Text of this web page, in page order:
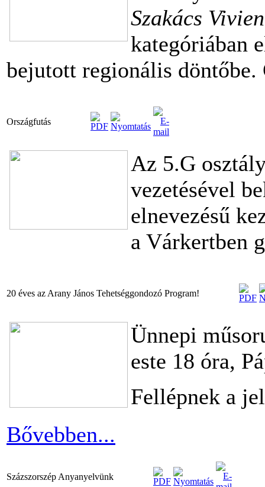
Szakács
kategóriában
bejutott regionális
Országfutás
Az 5.G
vezetésével
elnevezésű
a Várkertben
20 éves az Arany János Tehetséggondozó Program!
Ünnepi
este 18 óra,
Fellépnek a
Bővebben...
Százszorszép Anyanyelvünk